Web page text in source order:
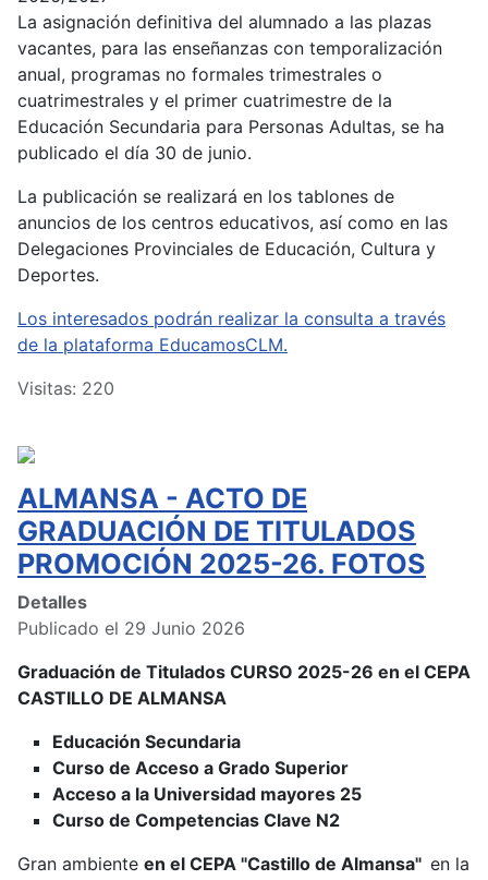
La asignación definitiva del alumnado a las plazas
vacantes, para las enseñanzas con temporalización
anual, programas no formales trimestrales o
cuatrimestrales y el primer cuatrimestre de la
Educación Secundaria para Personas Adultas, se ha
publicado el día 30 de junio.
La publicación se realizará en los tablones de
anuncios de los centros educativos, así como en las
Delegaciones Provinciales de Educación, Cultura y
Deportes.
Los interesados podrán realizar la consulta a través
de la plataforma EducamosCLM.
Visitas: 220
ALMANSA - ACTO DE
GRADUACIÓN DE TITULADOS
PROMOCIÓN 2025-26. FOTOS
Detalles
Publicado el 29 Junio 2026
Graduación de Titulados CURSO 2025-26 en el CEPA
CASTILLO DE ALMANSA
Educación Secundaria
Curso de Acceso a Grado Superior
Acceso a la Universidad mayores 25
Curso de Competencias Clave N2
Gran ambiente en el CEPA "Castillo de Almansa" en la